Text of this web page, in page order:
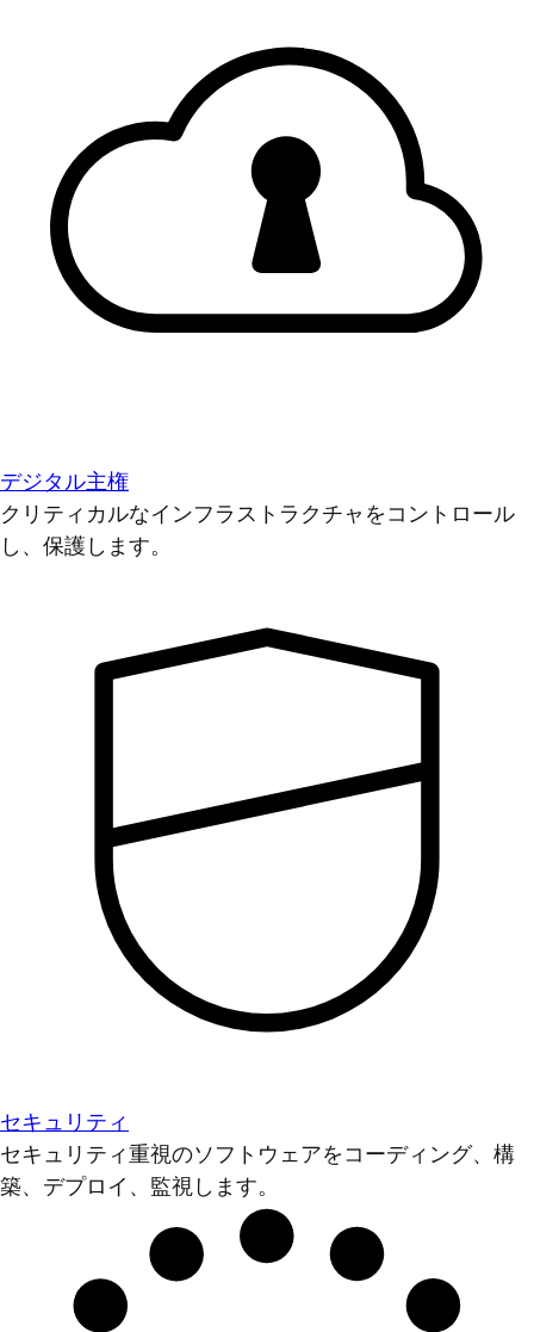
デジタル主権
クリティカルなインフラストラクチャをコントロール
し、保護します。
セキュリティ
セキュリティ重視のソフトウェアをコーディング、構
築、デプロイ、監視します。